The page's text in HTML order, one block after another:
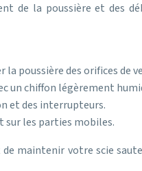
de la poussière et des
poussière des orifices de
un chiffon légèrement
et des interrupteurs.
sur les parties mobiles.
maintenir votre scie